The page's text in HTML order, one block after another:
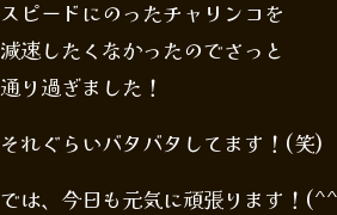
スピードにのったチャリンコを
減速したくなかったのでさっと
通り過ぎました！
それぐらいバタバタしてます！(笑)
では、今日も元気に頑張ります！